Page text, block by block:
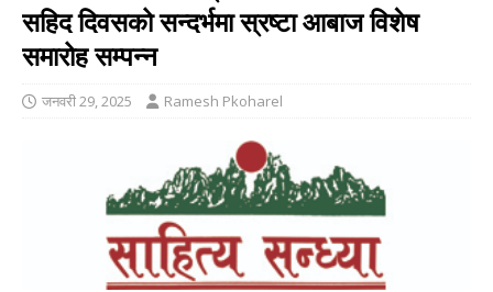
सहिद दिवसको सन्दर्भमा स्रष्टा आबाज विशेष
समारोह सम्पन्न
जनवरी 29, 2025 Ramesh Pkoharel